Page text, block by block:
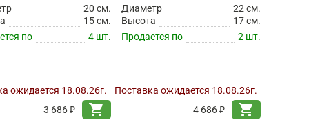
20 см.
15 см.
по
4 шт.
ожидается 18.08.26г.
3 686 ₽
shopping_cart
Диаметр
22 см.
Высота
17 см.
Продается по
2 шт.
Поставка ожидается 18.08.26г.
4 686 ₽
shopping_cart